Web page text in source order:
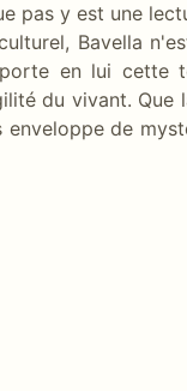
pas y est une
Bavella
en lui cette
du vivant. Que
de